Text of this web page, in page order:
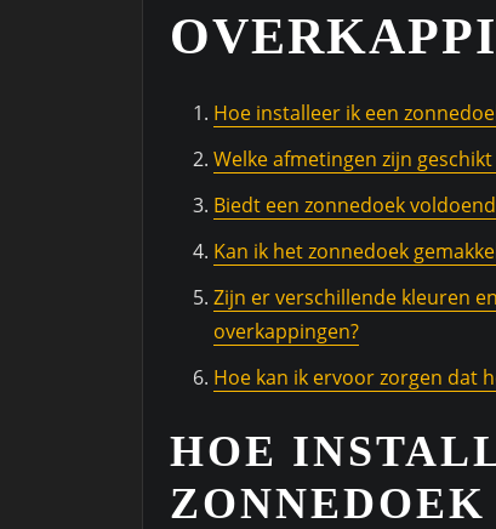
Hoe installeer ik een
Welke afmetingen zijn
Biedt een zonnedoek
Kan ik het zonnedoek
Zijn er verschillende kleuren
overkappingen?
Hoe kan ik ervoor zorgen dat
HOE